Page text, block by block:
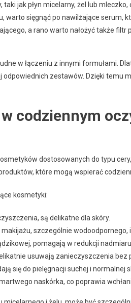
jak płyn micelarny, żel lub mleczko,
sięgnąć po nawilżające serum,
a rano warto nałożyć także filtr
w łączeniu z innymi formułami.
zestawów. Dzięki temu
codziennym
dostosowanych do typu
które mogą wspierać
kosmetyki:
są delikatne dla skóry.
szczególnie wodoodpornego,
pomagają w redukcji
usuwają zanieczyszczenia bez
się do pielęgnacji suchej i normalnej
naskórka, co poprawia